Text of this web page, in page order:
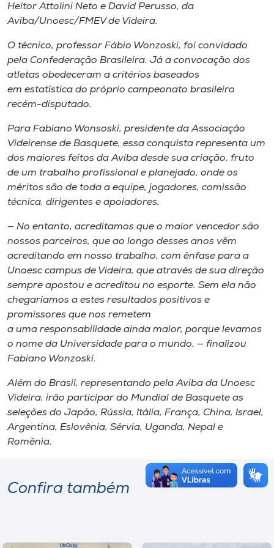
Heitor Attolini Neto e David Perusso, da
Aviba/Unoesc/FMEV de Videira.
O técnico, professor Fábio Wonzoski, foi convidado
pela Confederação Brasileira. Já a convocação dos
atletas obedeceram a critérios baseados
em estatística do próprio campeonato brasileiro
recém-disputado.
Para Fabiano Wonsoski, presidente da Associação
Videirense de Basquete, essa conquista representa um
dos maiores feitos da Aviba desde sua criação, fruto
de um trabalho profissional e planejado, onde os
méritos são de toda a equipe, jogadores, comissão
técnica, dirigentes e apoiadores.
— No entanto, acreditamos que o maior vencedor são
nossos parceiros, que ao longo desses anos vêm
acreditando em nosso trabalho, com ênfase para a
Unoesc campus de Videira, que através de sua direção
sempre apostou e acreditou no esporte. Sem ela não
chegaríamos a estes resultados positivos e
promissores que nos remetem
a uma responsabilidade ainda maior, porque levamos
o nome da Universidade para o mundo. — finalizou
Fabiano Wonzoski.
Além do Brasil, representando pela Aviba da Unoesc
Videira, irão participar do Mundial de Basquete as
seleções do Japão, Rússia, Itália, França, China, Israel,
Argentina, Eslovênia, Sérvia, Uganda, Nepal e
Romênia.
Confira também